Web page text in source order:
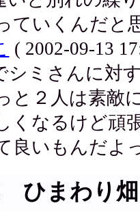
ていくんだと
( 2002-09-13
シミさんに対
と２人は素敵
くなるけど頑
良いもんだよ
ひまわり畑